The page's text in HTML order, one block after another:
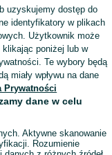
Części do maszyn
- Września
Wyświetlenia:
Wyślij wiadomość
uzyskujemy dostęp do
identyfikatory w plikach
Użytkownik może
poniżej lub w
Te wybory będą
miały wpływu na dane
Prywatności
dane w celu
Aktywne skanowanie
Rozumienie